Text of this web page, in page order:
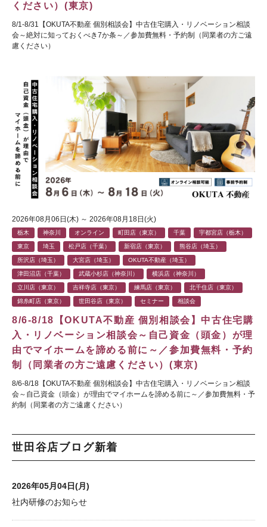
ください）(東京)
8/1-8/31【OKUTA不動産 個別相談会】中古住宅購入・リノベーション相談
会～絶対に知っておくべき7か条～／参加費無料・予約制（同業者の方ご遠
慮ください）
2026年08月06日(木) ～ 2026年08月18日(火)
栃木 神奈川 オンライン 町田店（東京） 千葉 宇都宮店（栃木）
東京 埼玉 松戸店（千葉） 新宿店（東京） 熊谷店（埼玉）
所沢店（埼玉） 大宮店（埼玉） OKUTA不動産（埼玉）
津田沼店（千葉） 武蔵小杉店（神奈川） 横浜店（神奈川）
立川店（東京） 吉祥寺店（東京） 練馬店（東京） 北千住店（東京）
錦糸町店（東京） 世田谷店（東京） セミナー 相談会
8/6-8/18【OKUTA不動産 個別相談会】中古住宅購
入・リノベーション相談会～自己資金（頭金）が理
由でマイホームを諦める前に～／参加費無料・予約
制（同業者の方ご遠慮ください）(東京)
8/6-8/18【OKUTA不動産 個別相談会】中古住宅購入・リノベーション相談
会～自己資金（頭金）が理由でマイホームを諦める前に～／参加費無料・予
約制（同業者の方ご遠慮ください）
世田谷店ブログ新着
2026年05月04日(月)
社内研修のお知らせ